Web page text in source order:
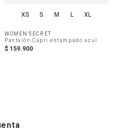
XS S M L XL
WOMEN'SECRET
Pantalón Capri estampado azul
$ 159.900